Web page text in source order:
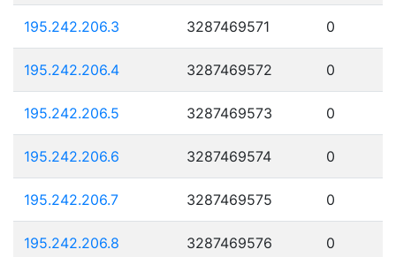
195.242.206.3 3287469571 0
195.242.206.4 3287469572 0
195.242.206.5 3287469573 0
195.242.206.6 3287469574 0
195.242.206.7 3287469575 0
195.242.206.8 3287469576 0